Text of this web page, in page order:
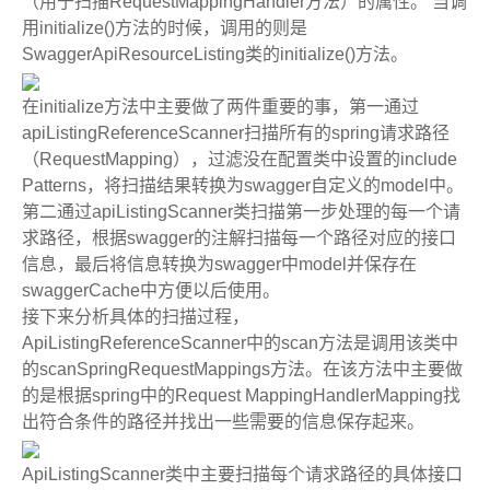
用 initialize()方法的时候，调用的则是
SwaggerApiResourceListing类的initialize()方法。
在initialize方法中主要做了两件重要的事，第一通过
apiListingReferenceScanner扫描所有的spring请求路径
（RequestMapping），过滤没在配置类中设置的include
Patterns，将扫描结果转换为swagger自定义的model 中。
第二通过apiListingScanner类扫描第一步处理的每一个请
求路径，根据swagger的注解扫描每一个路径对应的接口
信息，最后将信息转换为swagger中model 并保存在
swaggerCache中方便以后使用。
接下来分析具体的扫描过程，
ApiListingReferenceScanner中的scan方法是调用该类中
的scanSpringRequestMappings方法。在该方法中主要做
的是根据spring中的Request MappingHandlerMapping找
出符合条件的路径并找出一些需要的信息保存起来。
ApiListingScanner类中主要扫描每个请求路径的具体接口